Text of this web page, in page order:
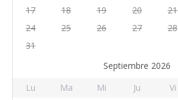
17
18 19 20 21
24
25 26 27 28
31
Septiembre 2026
Lu
Ma Mi Ju Vi